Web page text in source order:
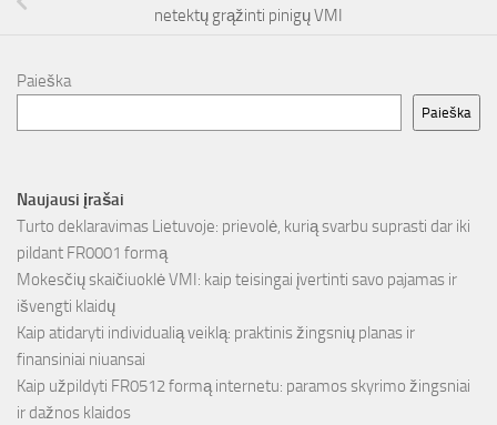
netektų grąžinti pinigų VMI
Paieška
Paieška
Naujausi įrašai
Turto deklaravimas Lietuvoje: prievolė, kurią svarbu suprasti dar iki
pildant FR0001 formą
Mokesčių skaičiuoklė VMI: kaip teisingai įvertinti savo pajamas ir
išvengti klaidų
Kaip atidaryti individualią veiklą: praktinis žingsnių planas ir
finansiniai niuansai
Kaip užpildyti FR0512 formą internetu: paramos skyrimo žingsniai
ir dažnos klaidos